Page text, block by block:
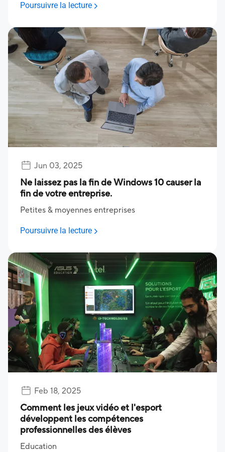
Poursuivre la lecture
Jun 03, 2025
Ne laissez pas la fin de Windows 10 causer la
fin de votre entreprise.
Petites & moyennes entreprises
Poursuivre la lecture
Feb 18, 2025
Comment les jeux vidéo et l'esport
développent les compétences
professionnelles des élèves
Education